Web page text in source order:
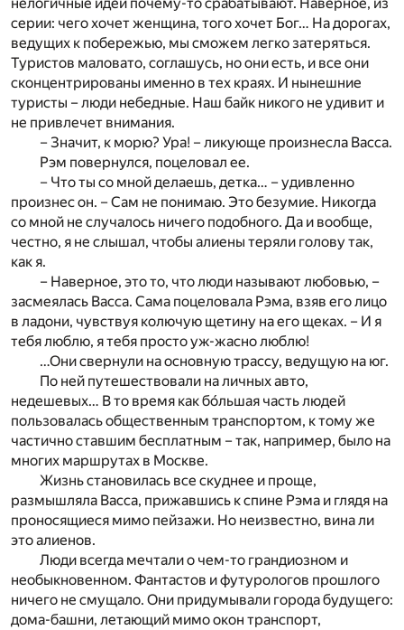
серии: чего хочет женщина, того хочет Бог… На дорогах,
ведущих к побережью, мы сможем легко затеряться.
Туристов маловато, соглашусь, но они есть, и все они
сконцентрированы именно в тех краях. И нынешние
туристы – люди небедные. Наш байк никого не удивит и
не привлечет внимания.
– Значит, к морю? Ура! – ликующе произнесла Васса.
Рэм повернулся, поцеловал ее.
– Что ты со мной делаешь, детка… – удивленно
произнес он. – Сам не понимаю. Это безумие. Никогда
со мной не случалось ничего подобного. Да и вообще,
честно, я не слышал, чтобы алиены теряли голову так,
как я.
– Наверное, это то, что люди называют любовью, –
засмеялась Васса. Сама поцеловала Рэма, взяв его лицо
в ладони, чувствуя колючую щетину на его щеках. – И я
тебя люблю, я тебя просто уж-жасно люблю!
…Они свернули на основную трассу, ведущую на юг.
По ней путешествовали на личных авто,
недешевых… В то время как бо́льшая часть людей
пользовалась общественным транспортом, к тому же
частично ставшим бесплатным – так, например, было на
многих маршрутах в Москве.
Жизнь становилась все скуднее и проще,
размышляла Васса, прижавшись к спине Рэма и глядя на
проносящиеся мимо пейзажи. Но неизвестно, вина ли
это алиенов.
Люди всегда мечтали о чем-то грандиозном и
необыкновенном. Фантастов и футурологов прошлого
ничего не смущало. Они придумывали города будущего:
дома-башни, летающий мимо окон транспорт,